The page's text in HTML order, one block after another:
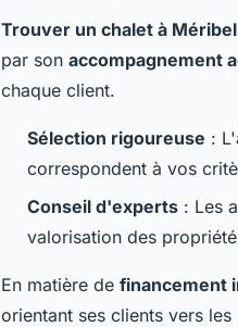
Trouver un chalet à Méribel
par son accompagnement
chaque client.
Sélection rigoureuse :
correspondent à vos
Conseil d'experts : Les
valorisation des
En matière de financement
orientant ses clients vers